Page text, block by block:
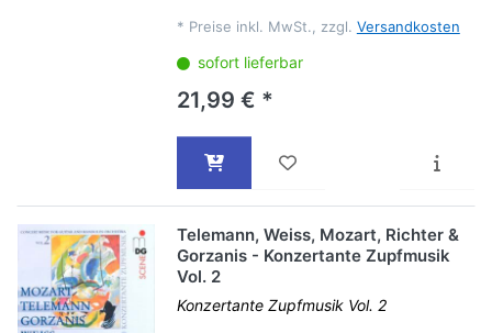
* Preise inkl. MwSt., zzgl. Versandkosten
sofort lieferbar
21,99 € *
Telemann, Weiss, Mozart, Richter &
Gorzanis - Konzertante Zupfmusik
Vol. 2
Konzertante Zupfmusik Vol. 2